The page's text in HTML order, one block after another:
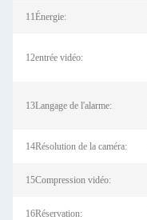
11Énergie:
12entrée vidéo:
13Langage de l'alarme:
14Résolution de la caméra:
15Compression vidéo:
16Réservation: